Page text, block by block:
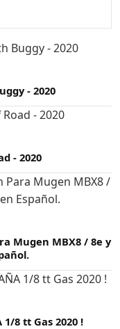
- 2020
- 2020
Mugen MBX8 / 8e y
1/8 tt Gas 2020 !